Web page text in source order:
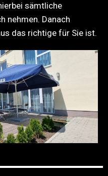
sämtliche
nehmen. Danach
das richtige für Sie ist.